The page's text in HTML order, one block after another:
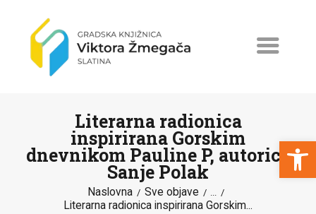
Open toolbar
Literarna radionica
inspirirana Gorskim
dnevnikom Pauline P, autorice
Sanje Polak
Naslovna Sve objave ...
Literarna radionica inspirirana Gorskim...
NASLOVNA
NOVOSTI